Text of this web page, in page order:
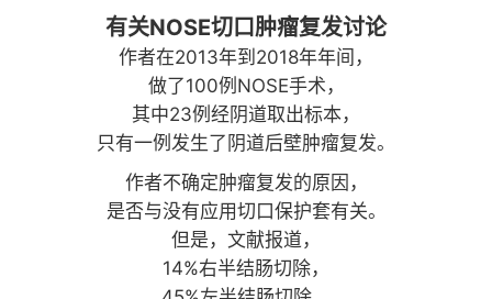
有关NOSE切口肿瘤复发讨论
作者在2013年到2018年年间，
做了100例NOSE手术，
其中23例经阴道取出标本，
只有一例发生了阴道后壁肿瘤复发。
作者不确定肿瘤复发的原因，
是否与没有应用切口保护套有关。
但是，文献报道，
14%右半结肠切除，